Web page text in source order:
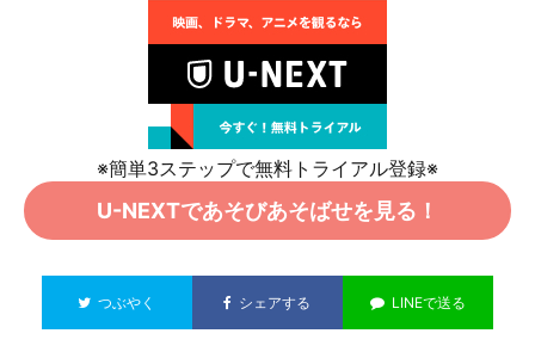
※簡単3ステップで無料トライアル登録※
U-NEXTであそびあそばせを見る！
つぶやく シェアする LINEで送る